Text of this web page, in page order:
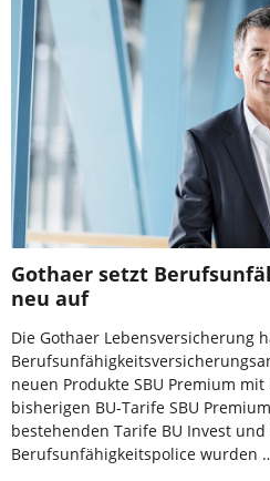
Gothaer setzt
neu auf
Die Gothaer Lebensversicherung
neuen Produkte SBU Premium
bisherigen BU-Tarife SBU
bestehenden Tarife BU Invest
Berufsunfähigkeitspolice wurden